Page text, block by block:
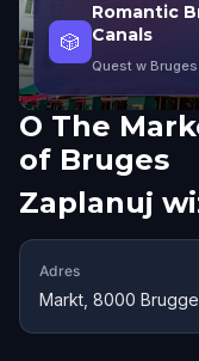
🎲
Romantic
Canals
Quest w Bruges
O The
of Bruges
Zaplanuj
Adres
Markt, 8000